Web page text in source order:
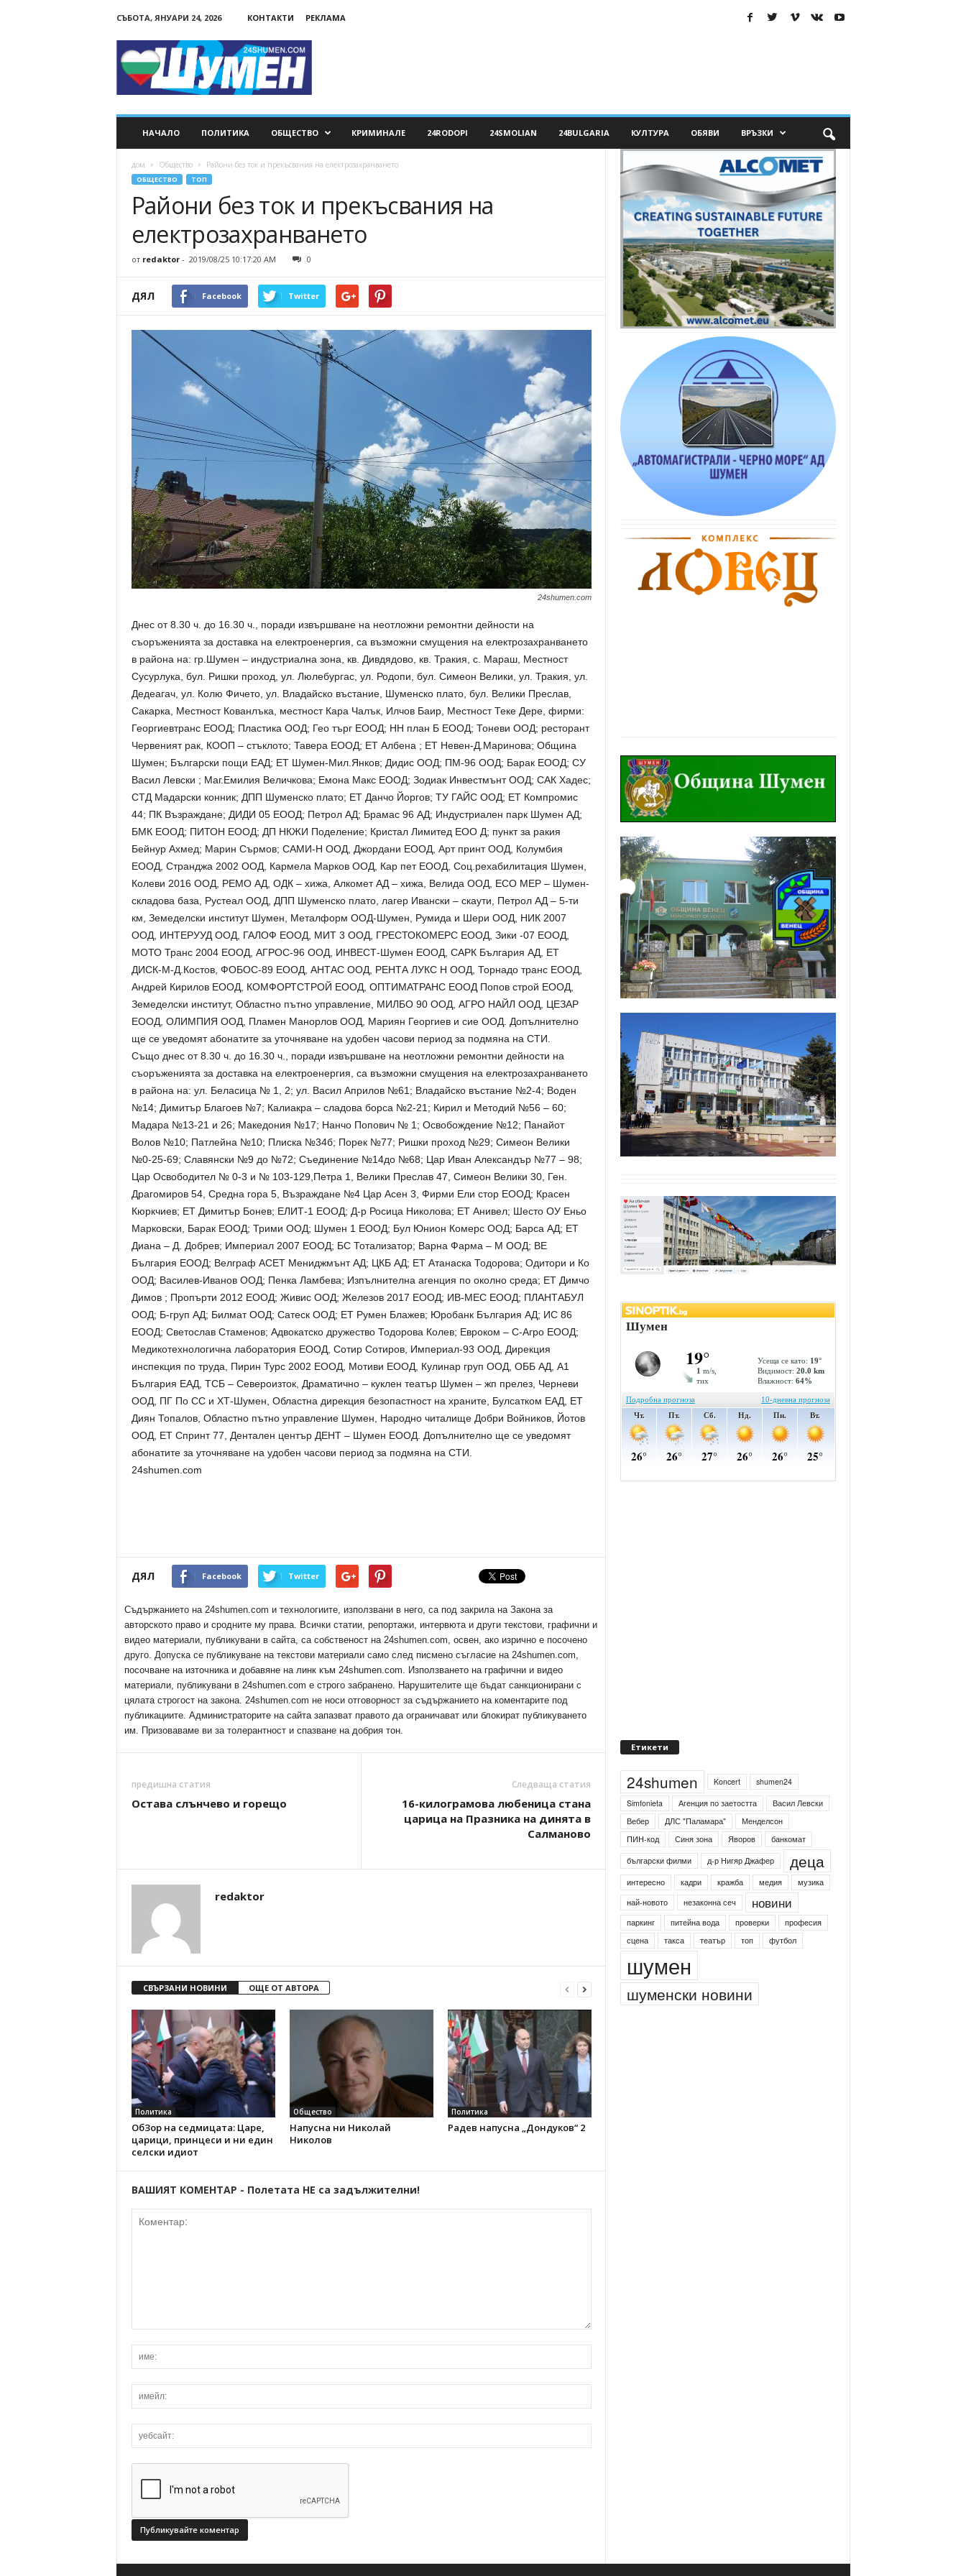
СЪБОТА, ЯНУАРИ 24, 2026 КОНТАКТИ РЕКЛАМА
НАЧАЛО ПОЛИТИКА ОБЩЕСТВО КРИМИНАЛЕ 24RODOPI 24SMOLIAN 24BULGARIA КУЛТУРА ОБЯВИ ВРЪЗКИ
дом Общество Райони без ток и прекъсвания на електрозахранването
ОБЩЕСТВО ТОП
Райони без ток и прекъсвания на
електрозахранването
от redaktor- 2019/08/25 10:17:20 AM 0
ДЯЛ Facebook Twitter
24shumen.com
Днес от 8.30 ч. до 16.30 ч., поради извършване на неотложни ремонтни дейности на
съоръженията за доставка на електроенергия, са възможни смущения на електрозахранването
в района на: гр.Шумен – индустриална зона, кв. Дивдядово, кв. Тракия, с. Мараш, Местност
Сусурлука, бул. Ришки проход, ул. Люлебургас, ул. Родопи, бул. Симеон Велики, ул. Тракия, ул.
Дедеагач, ул. Колю Фичето, ул. Владайско въстание, Шуменско плато, бул. Велики Преслав,
Сакарка, Местност Кованлъка, местност Кара Чалък, Илчов Баир, Местност Теке Дере, фирми:
Георгиевтранс ЕООД; Пластика ООД; Гео търг ЕООД; НН план Б ЕООД; Тоневи ООД; ресторант
Червеният рак, КООП – стъклото; Тавера ЕООД; ЕТ Албена ; ЕТ Невен-Д.Маринова; Община
Шумен; Български пощи ЕАД; ЕТ Шумен-Мил.Янков; Дидис ООД; ПМ-96 ООД; Барак ЕООД; СУ
Васил Левски ; Маг.Емилия Величкова; Емона Макс ЕООД; Зодиак Инвестмънт ООД; САК Хадес;
СТД Мадарски конник; ДПП Шуменско плато; ЕТ Данчо Йоргов; ТУ ГАЙС ООД; ЕТ Компромис
44; ПК Възраждане; ДИДИ 05 ЕООД; Петрол АД; Брамас 96 АД; Индустриален парк Шумен АД;
БМК ЕООД; ПИТОН ЕООД; ДП НКЖИ Поделение; Кристал Лимитед ЕОО Д; пункт за ракия
Бейнур Ахмед; Марин Сърмов; САМИ-Н ООД, Джордани ЕООД, Арт принт ООД, Колумбия
ЕООД, Странджа 2002 ООД, Кармела Марков ООД, Кар пет ЕООД, Соц.рехабилитация Шумен,
Колеви 2016 ООД, РЕМО АД, ОДК – хижа, Алкомет АД – хижа, Велида ООД, ЕСО МЕР – Шумен-
складова база, Рустеал ООД, ДПП Шуменско плато, лагер Ивански – скаути, Петрол АД – 5-ти
км, Земеделски институт Шумен, Металформ ООД-Шумен, Румида и Шери ООД, НИК 2007
ООД, ИНТЕРУУД ООД, ГАЛОФ ЕООД, МИТ 3 ООД, ГРЕСТОКОМЕРС ЕООД, Зики -07 ЕООД,
МОТО Транс 2004 ЕООД, АГРОС-96 ООД, ИНВЕСТ-Шумен ЕООД, САРК България АД, ЕТ
ДИСК-М-Д.Костов, ФОБОС-89 ЕООД, АНТАС ООД, РЕНТА ЛУКС Н ООД, Торнадо транс ЕООД,
Андрей Кирилов ЕООД, КОМФОРТСТРОЙ ЕООД, ОПТИМАТРАНС ЕООД Попов строй ЕООД,
Земеделски институт, Областно пътно управление, МИЛБО 90 ООД, АГРО НАЙЛ ООД, ЦЕЗАР
ЕООД, ОЛИМПИЯ ООД, Пламен Манорлов ООД, Мариян Георгиев и сие ООД. Допълнително
ще се уведомят абонатите за уточняване на удобен часови период за подмяна на СТИ.
Също днес от 8.30 ч. до 16.30 ч., поради извършване на неотложни ремонтни дейности на
съоръженията за доставка на електроенергия, са възможни смущения на електрозахранването
в района на: ул. Беласица № 1, 2; ул. Васил Априлов №61; Владайско въстание №2-4; Воден
№14; Димитър Благоев №7; Калиакра – сладова борса №2-21; Кирил и Методий №56 – 60;
Мадара №13-21 и 26; Македония №17; Нанчо Попович № 1; Освобождение №12; Панайот
Волов №10; Патлейна №10; Плиска №34б; Порек №77; Ришки проход №29; Симеон Велики
№0-25-69; Славянски №9 до №72; Съединение №14до №68; Цар Иван Александър №77 – 98;
Цар Освободител № 0-3 и № 103-129,Петра 1, Велики Преслав 47, Симеон Велики 30, Ген.
Драгомиров 54, Средна гора 5, Възраждане №4 Цар Асен 3, Фирми Ели стор ЕООД; Красен
Кюркчиев; ЕТ Димитър Бонев; ЕЛИТ-1 ЕООД; Д-р Росица Николова; ЕТ Анивел; Шесто ОУ Еньо
Марковски, Барак ЕООД; Трими ООД; Шумен 1 ЕООД; Бул Юнион Комерс ООД; Барса АД; ЕТ
Диана – Д. Добрев; Империал 2007 ЕООД; БС Тотализатор; Варна Фарма – М ООД; ВЕ
България ЕООД; Велграф АСЕТ Мениджмънт АД; ЦКБ АД; ЕТ Атанаска Тодорова; Одитори и Ко
ООД; Василев-Иванов ООД; Пенка Ламбева; Изпълнителна агенция по околно среда; ЕТ Димчо
Димов ; Пропърти 2012 ЕООД; Живис ООД; Железов 2017 ЕООД; ИВ-МЕС ЕООД; ПЛАНТАБУЛ
ООД; Б-груп АД; Билмат ООД; Сатеск ООД; ЕТ Румен Блажев; Юробанк България АД; ИС 86
ЕООД; Светослав Стаменов; Адвокатско дружество Тодорова Колев; Евроком – С-Агро ЕООД;
Медикотехнологична лаборатория ЕООД, Сотир Сотиров, Империал-93 ООД, Дирекция
инспекция по труда, Пирин Турс 2002 ЕООД, Мотиви ЕООД, Кулинар груп ООД, ОББ АД, А1
България ЕАД, ТСБ – Североизток, Драматично – куклен театър Шумен – жп прелез, Черневи
ООД, ПГ По СС и ХТ-Шумен, Областна дирекция безопастност на храните, Булсатком ЕАД, ЕТ
Диян Топалов, Областно пътно управление Шумен, Народно читалище Добри Войников, Йотов
ООД, ЕТ Спринт 77, Дентален център ДЕНТ – Шумен ЕООД. Допълнително ще се уведомят
абонатите за уточняване на удобен часови период за подмяна на СТИ.
24shumen.com
ДЯЛ Facebook Twitter
Съдържанието на 24shumen.com и технологиите, използвани в него, са под закрила на Закона за
авторското право и сродните му права. Всички статии, репортажи, интервюта и други текстови, графични и
видео материали, публикувани в сайта, са собственост на 24shumen.com, освен, ако изрично е посочено
друго. Допуска се публикуване на текстови материали само след писмено съгласие на 24shumen.com,
посочване на източника и добавяне на линк към 24shumen.com. Използването на графични и видео
материали, публикувани в 24shumen.com е строго забранено. Нарушителите ще бъдат санкционирани с
цялата строгост на закона. 24shumen.com не носи отговорност за съдържанието на коментарите под
публикациите. Администраторите на сайта запазват правото да ограничават или блокират публикуването
им. Призоваваме ви за толерантност и спазване на добрия тон.
предишна статия
Остава слънчево и горещо
Следваща статия
16-килограмова любеница стана
царица на Празника на динята в
Салманово
redaktor
СВЪРЗАНИ НОВИНИ ОЩЕ ОТ АВТОРА
Политика
ОбЗор на седмицата: Царе,
царици, принцеси и ни един
селски идиот
Общество
Напусна ни Николай
Николов
Политика
Радев напусна „Дондуков“ 2
ВАШИЯТ КОМЕНТАР - Полетата НЕ са задължителни!
Етикети
24shumen Koncert
shumen24
Simfonieta
Агенция по заетостта
Васил Левски
Вебер
ДЛС "Паламара"
Менделсон
ПИН-код
Синя зона Яворов
банкомат
български филми
д-р Нигяр Джафер деца
интересно кадри кражба медия
музика
най-новото
незаконна сеч новини
паркинг питейна вода проверки
професия
сцена
такса театър топ футбол
шумен
шуменски новини